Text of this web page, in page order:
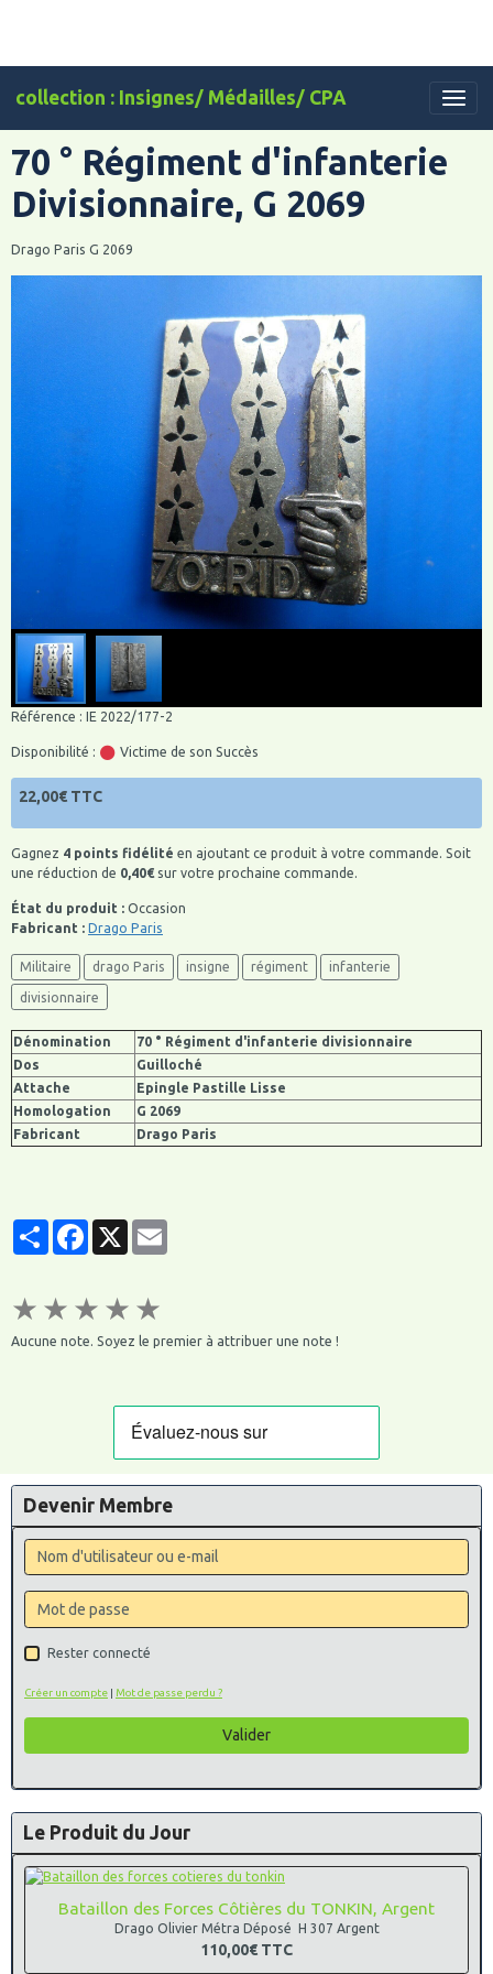
collection : Insignes/ Médailles/ CPA
70 ° Régiment d'infanterie
Divisionnaire, G 2069
Drago Paris G 2069
Référence : IE 2022/177-2
Disponibilité : Victime de son Succès
22,00€ TTC
Gagnez 4 points fidélité en ajoutant ce produit à votre commande. Soit
une réduction de 0,40€ sur votre prochaine commande.
État du produit : Occasion
Fabricant : Drago Paris
Militaire drago Paris insigne régiment infanterie
divisionnaire
Dénomination
70 ° Régiment d'infanterie divisionnaire
Dos
Guilloché
Attache
Epingle Pastille Lisse
Homologation
G 2069
Fabricant
Drago Paris
PartagerFacebook
X
★ ★ ★ ★ ★
Aucune note. Soyez le premier à attribuer une note !
Devenir Membre
Rester connecté
Créer un compte | Mot de passe perdu ?
Valider
Le Produit du Jour
Bataillon des Forces Côtières du TONKIN, Argent
Drago Olivier Métra Déposé H 307 Argent
110,00€ TTC